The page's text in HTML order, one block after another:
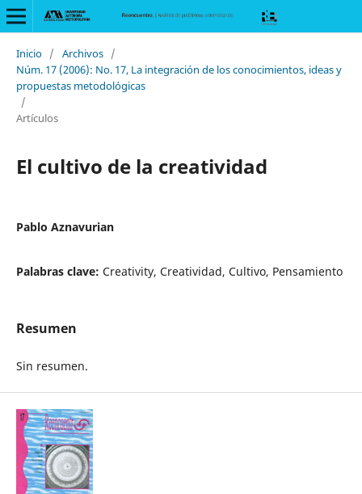
Inicio / Archivos /
Núm. 17 (2006): No. 17, La integración de los conocimientos, ideas y
propuestas metodológicas
/
Artículos
El cultivo de la creatividad
Pablo Aznavurian
Palabras clave: Creativity, Creatividad, Cultivo, Pensamiento
Resumen
Sin resumen.